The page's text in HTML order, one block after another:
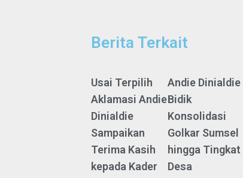
Berita Terkait
Usai Terpilih
Aklamasi Andie
Dinialdie
Sampaikan
Terima Kasih
kepada Kader
Andie Dinialdie
Bidik
Konsolidasi
Golkar Sumsel
hingga Tingkat
Desa